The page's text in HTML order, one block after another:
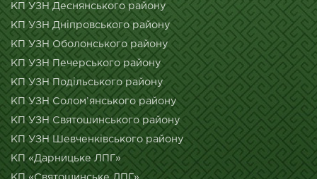
КП УЗН Деснянського району
КП УЗН Дніпровського району
КП УЗН Оболонського району
КП УЗН Печерського району
КП УЗН Подільського району
КП УЗН Солом’янського району
КП УЗН Святошинського району
КП УЗН Шевченківського району
КП «Дарницьке ЛПГ»